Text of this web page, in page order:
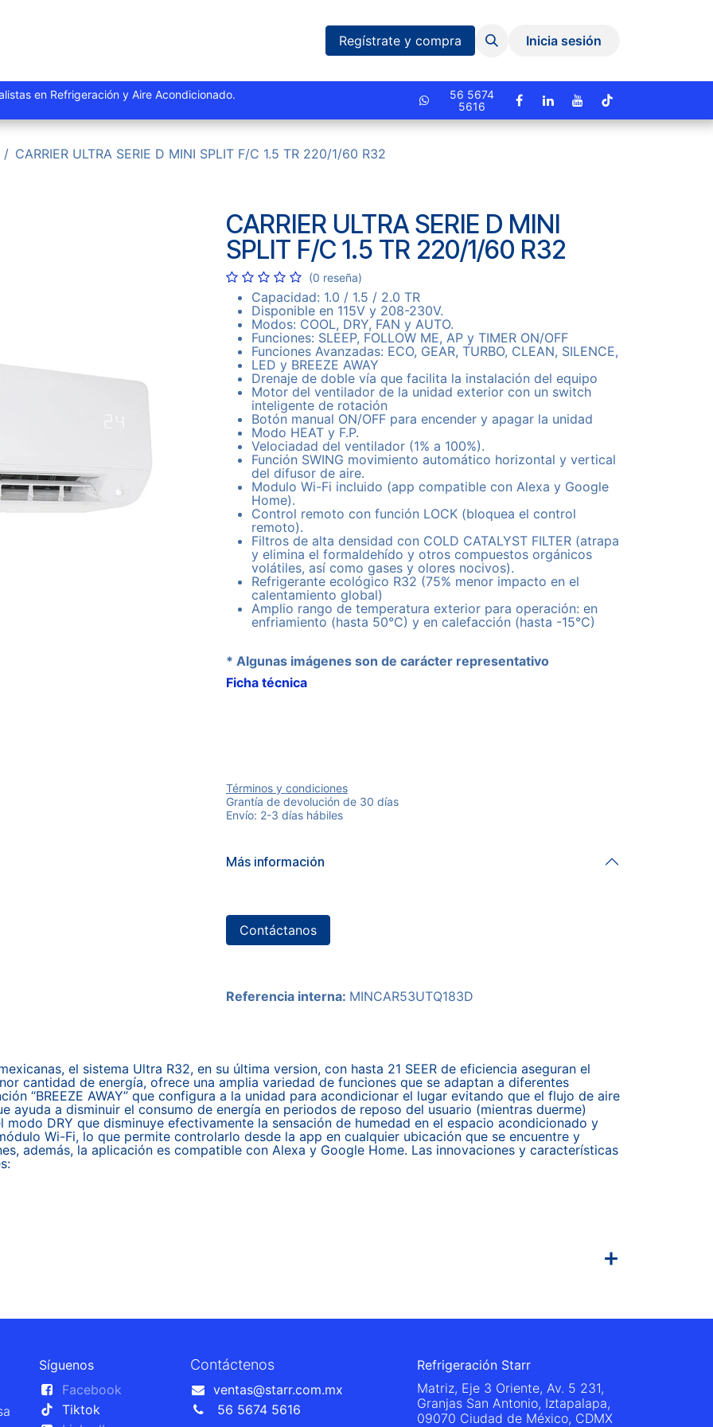
Sucursales Eventos y Capacitaciones Quiniela
Regístrate y compra Inicia sesión
y especialistas en Refrigeración y Aire Acondicionado.
56 5674
5616
CARRIER ULTRA SERIE D MINI SPLIT F/C 1.5 TR 220/1/60 R32
CARRIER ULTRA SERIE D MINI
SPLIT F/C 1.5 TR 220/1/60 R32
(0 reseña)
Capacidad: 1.0 / 1.5 / 2.0 TR
Disponible en 115V y 208-230V.
Modos: COOL, DRY, FAN y AUTO.
Funciones: SLEEP, FOLLOW ME, AP y TIMER ON/OFF
Funciones Avanzadas: ECO, GEAR, TURBO, CLEAN, SILENCE,
LED y BREEZE AWAY
Drenaje de doble vía que facilita la instalación del equipo
Motor del ventilador de la unidad exterior con un switch
inteligente de rotación
Botón manual ON/OFF para encender y apagar la unidad
Modo HEAT y F.P.
Velociadad del ventilador (1% a 100%).
Función SWING movimiento automático horizontal y vertical
del difusor de aire.
Modulo Wi-Fi incluido (app compatible con Alexa y Google
Home).
Control remoto con función LOCK (bloquea el control
remoto).
Filtros de alta densidad con COLD CATALYST FILTER (atrapa
y elimina el formaldehído y otros compuestos orgánicos
volátiles, así como gases y olores nocivos).
Refrigerante ecológico R32 (75% menor impacto en el
calentamiento global)
Amplio rango de temperatura exterior para operación: en
enfriamiento (hasta 50°C) y en calefacción (hasta -15°C)
* Algunas imágenes son de carácter representativo
Ficha técnica
Términos y condiciones
Grantía de devolución de 30 días
Envío: 2-3 días hábiles
Más información
Contáctanos
Referencia interna: MINCAR53UTQ183D
el sistema Ultra R32, en su última version, con hasta 21 SEER de eficiencia aseguran el
cantidad de energía, ofrece una amplia variedad de funciones que se adaptan a diferentes
“BREEZE AWAY” que configura a la unidad para acondicionar el lugar evitando que el flujo de aire
ayuda a disminuir el consumo de energía en periodos de reposo del usuario (mientras duerme)
DRY que disminuye efectivamente la sensación de humedad en el espacio acondicionado y
Wi-Fi, lo que permite controlarlo desde la app en cualquier ubicación que se encuentre y
además, la aplicación es compatible con Alexa y Google Home. Las innovaciones y características
Síguenos
Facebook
Tiktok
Contáctenos
ventas@starr.com.mx
56 5674 5616
Refrigeración Starr
Matriz, Eje 3 Oriente, Av. 5 231,
Granjas San Antonio, Iztapalapa,
09070 Ciudad de México, CDMX